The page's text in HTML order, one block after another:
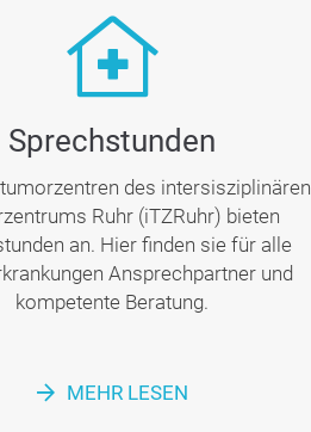
Sprech­stunden
des intersisziplinären
Ruhr (iTZRuhr) bieten
an. Hier finden sie für alle
Ansprechpartner und
kompetente Beratung.
MEHR LESEN